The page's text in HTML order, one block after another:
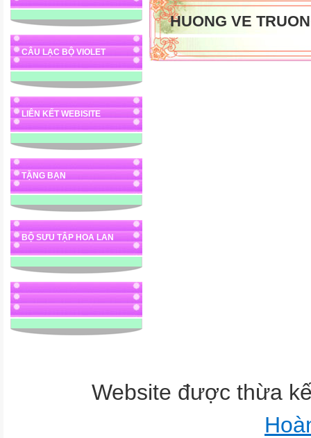
CÂU LẠC BỘ VIOLET
LIÊN KẾT WEBISITE
TẶNG BẠN
BỘ SƯU TẬP HOA LAN
HUONG VE
Website được thừa